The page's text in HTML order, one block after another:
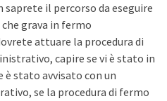
il percorso da eseguire
grava in fermo
attuare la procedura di
capire se vi è stato in
è stato avvisato con un
se la procedura di fermo